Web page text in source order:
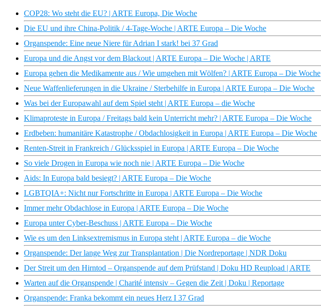
COP28: Wo steht die EU? | ARTE Europa, Die Woche
Die EU und ihre China-Politik / 4-Tage-Woche | ARTE Europa – Die Woche
Organspende: Eine neue Niere für Adrian I stark! bei 37 Grad
Europa und die Angst vor dem Blackout | ARTE Europa – Die Woche | ARTE
Europa gehen die Medikamente aus / Wie umgehen mit Wölfen? | ARTE Europa – Die Woche
Neue Waffenlieferungen in die Ukraine / Sterbehilfe in Europa | ARTE Europa – Die Woche
Was bei der Europawahl auf dem Spiel steht | ARTE Europa – die Woche
Klimaproteste in Europa / Freitags bald kein Unterricht mehr? | ARTE Europa – Die Woche
Erdbeben: humanitäre Katastrophe / Obdachlosigkeit in Europa | ARTE Europa – Die Woche
Renten-Streit in Frankreich / Glücksspiel in Europa | ARTE Europa – Die Woche
So viele Drogen in Europa wie noch nie | ARTE Europa – Die Woche
Aids: In Europa bald besiegt? | ARTE Europa – Die Woche
LGBTQIA+: Nicht nur Fortschritte in Europa | ARTE Europa – Die Woche
Immer mehr Obdachlose in Europa | ARTE Europa – Die Woche
Europa unter Cyber-Beschuss | ARTE Europa – Die Woche
Wie es um den Linksextremismus in Europa steht | ARTE Europa – die Woche
Organspende: Der lange Weg zur Transplantation | Die Nordreportage | NDR Doku
Der Streit um den Hirntod – Organspende auf dem Prüfstand | Doku HD Reupload | ARTE
Warten auf die Organspende | Charité intensiv – Gegen die Zeit | Doku | Reportage
Organspende: Franka bekommt ein neues Herz I 37 Grad